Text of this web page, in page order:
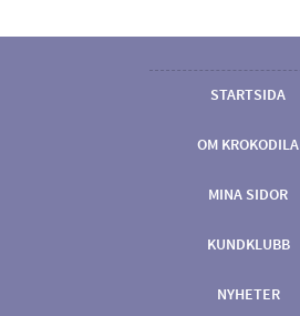
STARTSIDA
OM KROKODILA
MINA SIDOR
KUNDKLUBB
NYHETER